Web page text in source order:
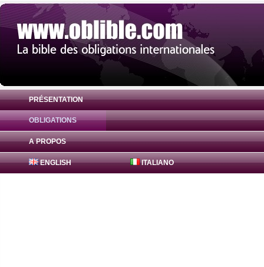
PRÉSENTATION
OBLIGATIONS
A PROPOS
ENGLISH ITALIANO
Obligation FreddieMac Bonds 1.5% (